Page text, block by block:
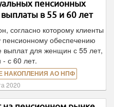
пенсионных
выплаты в 55 и 60 лет
согласно которому клиенты
обеспечению
выплат для женщин с 55 лет,
с 60 лет.
НАКОПЛЕНИЯ АО НПФ
2020